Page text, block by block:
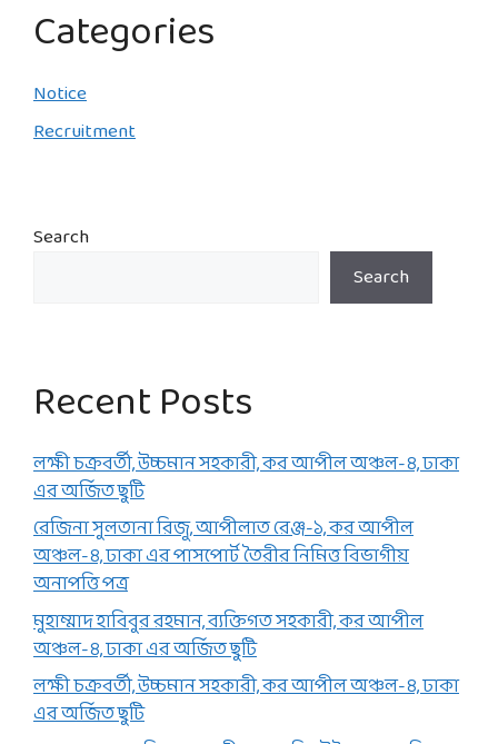
Categories
Notice
Recruitment
Search
Search
Recent Posts
লক্ষী চক্রবর্তী, উচ্চমান সহকারী, কর আপীল অঞ্চল-৪, ঢাকা
এর অর্জিত ছুটি
রেজিনা সুলতানা রিজু, আপীলাত রেঞ্জ-১, কর আপীল
অঞ্চল-৪, ঢাকা এর পাসপোর্ট তৈরীর নিমিত্ত বিভাগীয়
অনাপত্তি পত্র
মুহাম্মাদ হাবিবুর রহমান, ব্যক্তিগত সহকারী, কর আপীল
অঞ্চল-৪, ঢাকা এর অর্জিত ছুটি
লক্ষী চক্রবর্তী, উচ্চমান সহকারী, কর আপীল অঞ্চল-৪, ঢাকা
এর অর্জিত ছুটি